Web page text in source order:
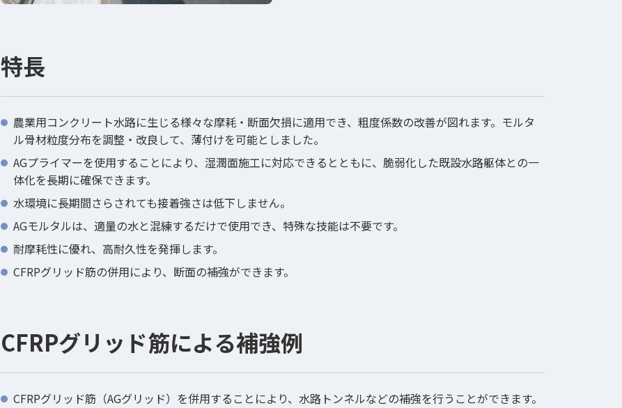
特長
農業用コンクリート水路に生じる様々な摩耗・断面欠損に適用でき、粗度係数の改善が図れます。モルタ
ル骨材粒度分布を調整・改良して、薄付けを可能としました。
AGプライマーを使用することにより、湿潤面施工に対応できるとともに、脆弱化した既設水路躯体との一
体化を長期に確保できます。
水環境に長期間さらされても接着強さは低下しません。
AGモルタルは、適量の水と混練するだけで使用でき、特殊な技能は不要です。
耐摩耗性に優れ、高耐久性を発揮します。
CFRPグリッド筋の併用により、断面の補強ができます。
CFRPグリッド筋による補強例
CFRPグリッド筋（AGグリッド）を併用することにより、水路トンネルなどの補強を行うことができます。